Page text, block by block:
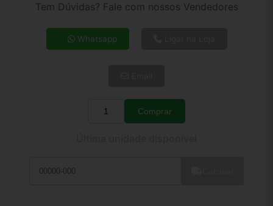
4x de R$ 51,27
5x de R$ 41,55
Tem Dúvidas? Fale com nossos Vendedores
Whatsapp
Quantidade
Comprar